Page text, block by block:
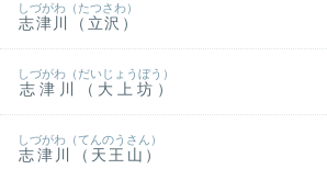
志津川（立沢）
しづがわ（たつさわ）
志津川（大上坊）
しづがわ（だいじょうぼう）
志津川（天王山）
しづがわ（てんのうさん）